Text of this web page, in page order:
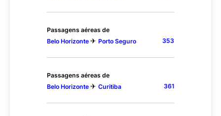
Passagens aéreas de
Belo Horizonte ✈ Porto Seguro 353
Passagens aéreas de
Belo Horizonte ✈ Curitiba 361